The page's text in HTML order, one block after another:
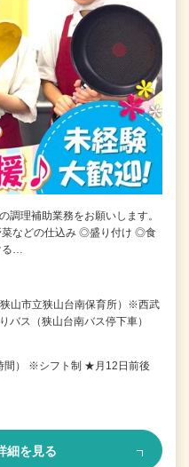
調理補助業務をお願いします。
菜などの仕込み ◎盛り付け ◎食
…
山市立狭山台南保育所）※西武
バス（狭山台南バス停下車）
間） ※シフト制 ★月12日前後
細を見る